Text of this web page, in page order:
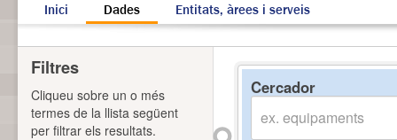
Inici Dades Entitats, àrees i serveis
Cercador
Filtres
Cliqueu sobre un o més
termes de la llista següent
per filtrar els resultats.